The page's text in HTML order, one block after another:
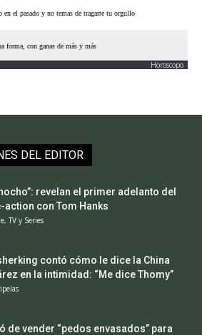
Horoscopo
DEL EDITOR
revelan el primer adelanto del
action con Tom Hanks
TV y Series
contó cómo le dice la China
en la intimidad: “Me dice Thomy”
de vender “pedos envasados” para